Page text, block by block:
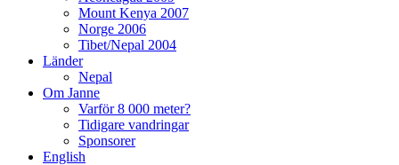
Mount Kenya 2007
Norge 2006
Tibet/Nepal 2004
Länder
Nepal
Om Janne
Varför 8 000 meter?
Tidigare vandringar
Sponsorer
English